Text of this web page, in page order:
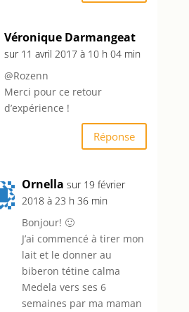
Véronique Darmangeat
sur 11 avril 2017 à 10 h 04 min
@Rozenn
Merci pour ce retour
d’expérience !
Réponse
Ornella sur 19 février
2018 à 23 h 36 min
Bonjour! 🙂
J’ai commencé à tirer mon
lait et le donner au
biberon tétine calma
Medela vers ses 6
semaines par ma maman